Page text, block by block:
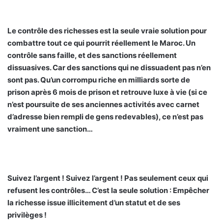
Le contrôle des richesses est la seule vraie solution pour
combattre tout ce qui pourrit réellement le Maroc. Un
contrôle sans faille, et des sanctions réellement
dissuasives. Car des sanctions qui ne dissuadent pas n’en
sont pas. Qu’un corrompu riche en milliards sorte de
prison après 6 mois de prison et retrouve luxe à vie (si ce
n’est poursuite de ses anciennes activités avec carnet
d’adresse bien rempli de gens redevables), ce n’est pas
vraiment une sanction…
Suivez l’argent ! Suivez l’argent ! Pas seulement ceux qui
refusent les contrôles… C’est la seule solution : Empêcher
la richesse issue illicitement d’un statut et de ses
privilèges !